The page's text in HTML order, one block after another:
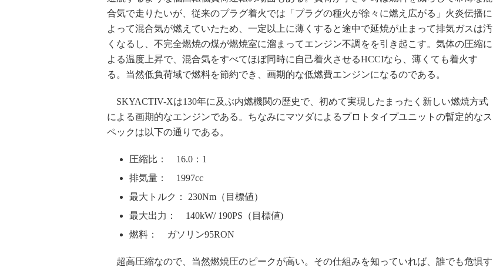
合気で走りたいが、従来のプラグ着火では「プラグの種火が徐々に燃え広がる」火炎伝播に
よって混合気が燃えていたため、一定以上に薄くすると途中で延焼が止まって排気ガスは汚
くなるし、不完全燃焼の煤が燃焼室に溜まってエンジン不調をを引き起こす。気体の圧縮に
よる温度上昇で、混合気をすべてほぼ同時に自己着火させるHCCIなら、薄くても着火す
る。当然低負荷域で燃料を節約でき、画期的な低燃費エンジンになるのである。
SKYACTIV-Xは130年に及ぶ内燃機関の歴史で、初めて実現したまったく新しい燃焼方式
による画期的なエンジンである。ちなみにマツダによるプロトタイプユニットの暫定的なス
ペックは以下の通りである。
圧縮比： 16.0：1
排気量： 1997cc
最大トルク： 230Nm（目標値）
最大出力： 140kW/ 190PS（目標値)
燃料： ガソリン95RON
超高圧縮なので、当然燃焼圧のピークが高い。その仕組みを知っていれば、誰でも危惧す